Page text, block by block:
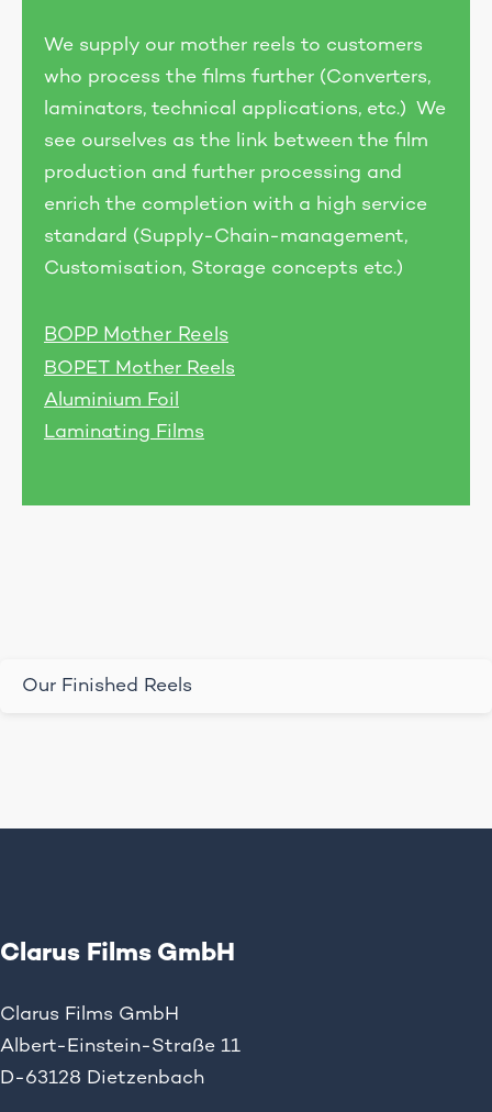
We supply our mother reels to customers
who process the films further (Converters,
laminators, technical applications, etc.) We
see ourselves as the link between the film
production and further processing and
enrich the completion with a high service
standard (Supply-Chain-management,
Customisation, Storage concepts etc.)
BOPP Mother Reels
BOPET Mother Reels
Aluminium Foil
Laminating Films
Our Finished Reels
Clarus Films GmbH
Clarus Films GmbH
Albert-Einstein-Straße 11
D-63128 Dietzenbach